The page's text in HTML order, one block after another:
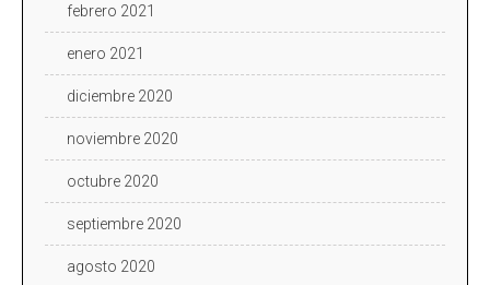
febrero 2021
enero 2021
diciembre 2020
noviembre 2020
octubre 2020
septiembre 2020
agosto 2020